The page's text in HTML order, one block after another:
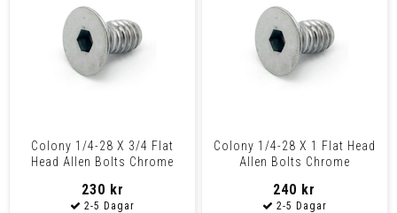
Colony 1/4-28 X 3/4 Flat
Head Allen Bolts Chrome
230 kr
Colony 1/4-28 X 1 Flat Head
Allen Bolts Chrome
240 kr